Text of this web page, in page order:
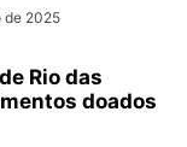
de 2025
Rio das
doados